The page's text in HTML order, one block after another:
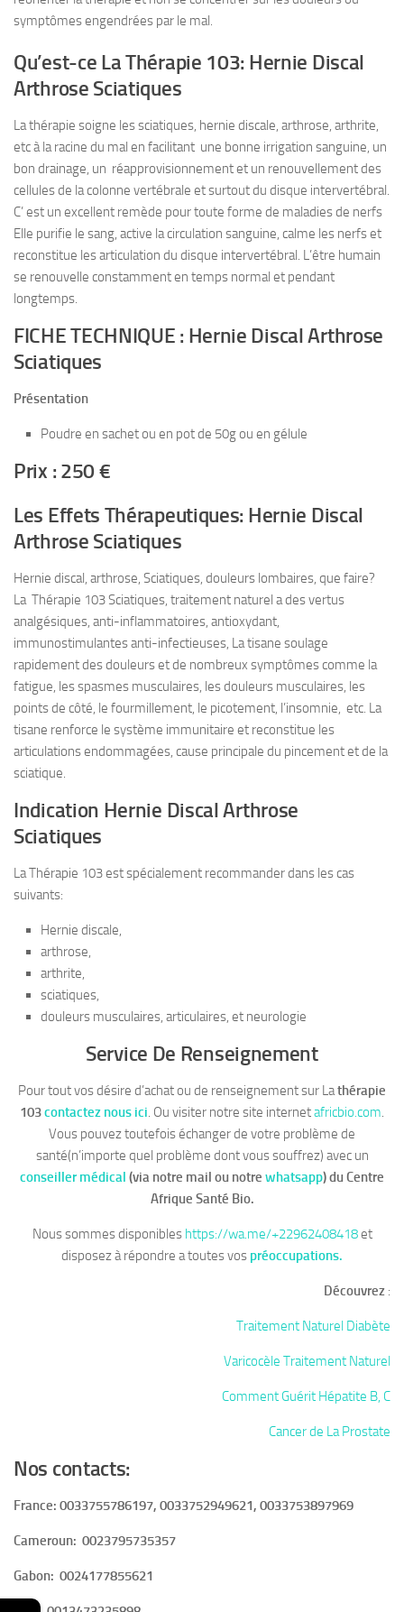
symptômes engendrées par le mal.
Qu’est-ce La Thérapie 103: Hernie Discal
Arthrose Sciatiques
La thérapie soigne les sciatiques, hernie discale, arthrose, arthrite,
etc à la racine du mal en facilitant une bonne irrigation sanguine, un
bon drainage, un réapprovisionnement et un renouvellement des
cellules de la colonne vertébrale et surtout du disque intervertébral.
C’ est un excellent remède pour toute forme de maladies de nerfs
Elle purifie le sang, active la circulation sanguine, calme les nerfs et
reconstitue les articulation du disque intervertébral. L’être humain
se renouvelle constamment en temps normal et pendant
longtemps.
FICHE TECHNIQUE : Hernie Discal Arthrose
Sciatiques
Présentation
Poudre en sachet ou en pot de 50g ou en gélule
Prix : 250 €
Les Effets Thérapeutiques: Hernie Discal
Arthrose Sciatiques
Hernie discal, arthrose, Sciatiques, douleurs lombaires, que faire?
La Thérapie 103 Sciatiques, traitement naturel a des vertus
analgésiques, anti-inflammatoires, antioxydant,
immunostimulantes anti-infectieuses, La tisane soulage
rapidement des douleurs et de nombreux symptômes comme la
fatigue, les spasmes musculaires, les douleurs musculaires, les
points de côté, le fourmillement, le picotement, l’insomnie, etc. La
tisane renforce le système immunitaire et reconstitue les
articulations endommagées, cause principale du pincement et de la
sciatique.
Indication Hernie Discal Arthrose
Sciatiques
La Thérapie 103 est spécialement recommander dans les cas
suivants:
Hernie discale,
arthrose,
arthrite,
sciatiques,
douleurs musculaires, articulaires, et neurologie
Service De Renseignement
Pour tout vos désire d’achat ou de renseignement sur Lathérapie
103contactez nous ici. Ou visiter notre site internetafricbio.com.
Vous pouvez toutefois échanger de votre problème de
santé(n’importe quel problème dont vous souffrez) avec un
conseiller médical (via notre mail ou notre whatsapp)du Centre
Afrique Santé Bio.
Nous sommes disponibles https://wa.me/+22962408418et
disposez à répondre a toutes vos préoccupations.
Découvrez :
Traitement Naturel Diabète
Varicocèle Traitement Naturel
Comment Guérit Hépatite B, C
Cancer de La Prostate
Nos contacts:
France: 0033755786197, 0033752949621, 0033753897969
Cameroun: 0023795735357
Gabon: 0024177855621